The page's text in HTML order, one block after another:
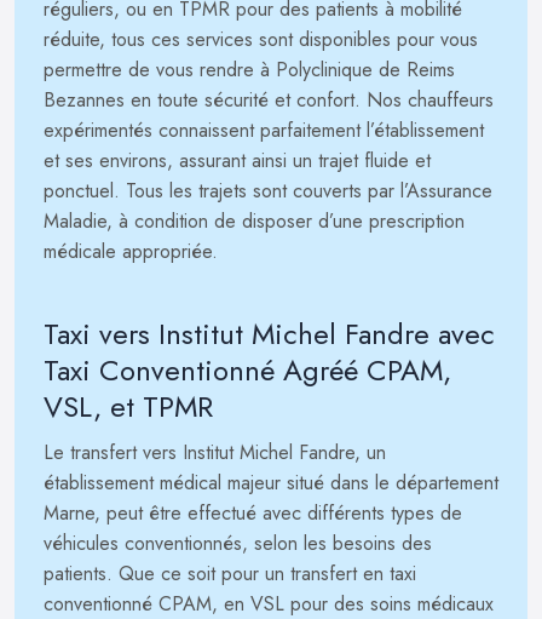
réguliers, ou en TPMR pour des patients à mobilité
réduite, tous ces services sont disponibles pour vous
permettre de vous rendre à Polyclinique de Reims
Bezannes en toute sécurité et confort. Nos chauffeurs
expérimentés connaissent parfaitement l’établissement
et ses environs, assurant ainsi un trajet fluide et
ponctuel. Tous les trajets sont couverts par l’Assurance
Maladie, à condition de disposer d’une prescription
médicale appropriée.
Taxi vers Institut Michel Fandre avec
Taxi Conventionné Agréé CPAM,
VSL, et TPMR
Le transfert vers Institut Michel Fandre, un
établissement médical majeur situé dans le département
Marne, peut être effectué avec différents types de
véhicules conventionnés, selon les besoins des
patients. Que ce soit pour un transfert en taxi
conventionné CPAM, en VSL pour des soins médicaux